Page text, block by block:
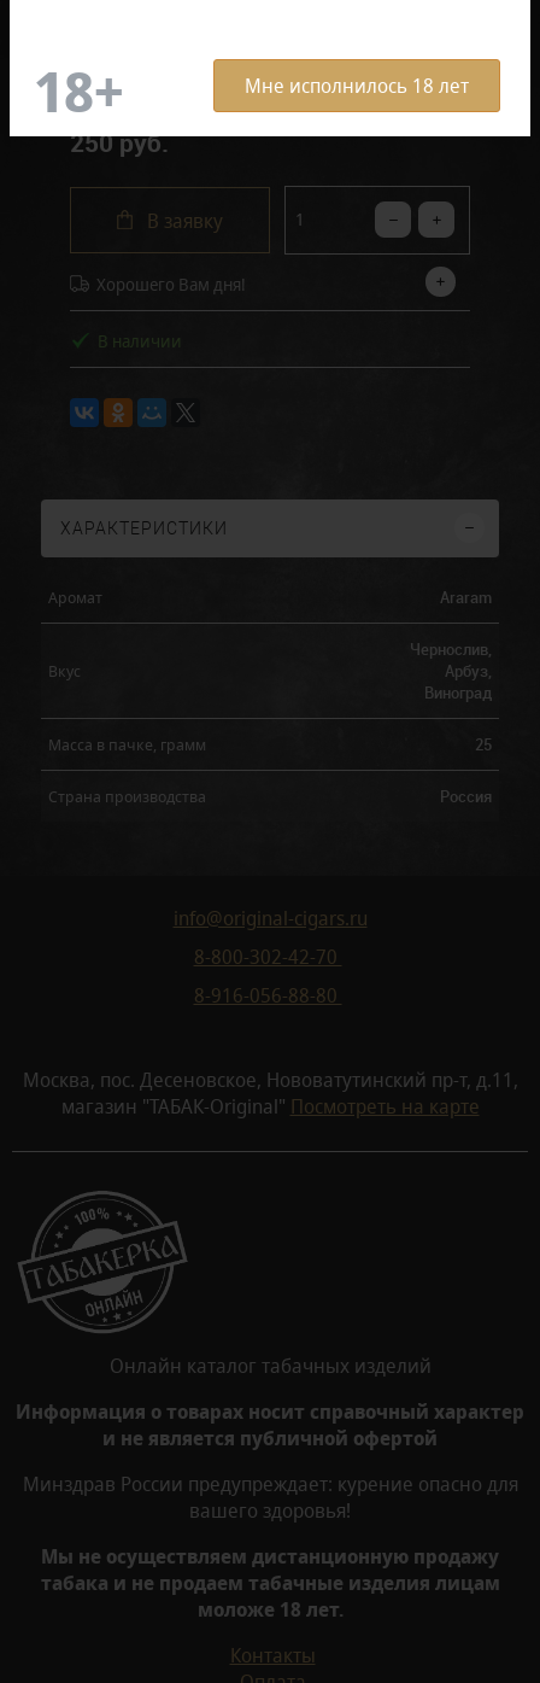
Мне исполнилось 18 лет
250 руб.
В заявку
Хорошего Вам дня!
В наличии
ХАРАКТЕРИСТИКИ
Аромат Araram
Вкус
Чернослив,
Арбуз,
Виноград
Масса в пачке, грамм 25
Страна производства Россия
info@original-cigars.ru
8-800-302-42-70
8-916-056-88-80
Москва, пос. Десеновское, Нововатутинский пр-т, д.11,
магазин "ТАБАК-Original" Посмотреть на карте
Онлайн каталог табачных изделий
Информация о товарах носит справочный характер
и не является публичной офертой
Минздрав России предупреждает: курение опасно для
вашего здоровья!
Мы не осуществляем дистанционную продажу
табака и не продаем табачные изделия лицам
моложе 18 лет.
Контакты